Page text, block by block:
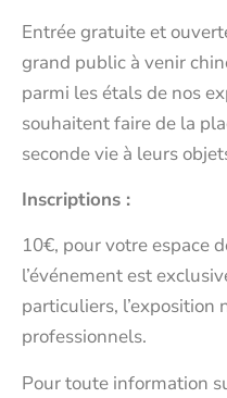
Entrée gratuite et
grand public à venir
parmi les étals de nos
souhaitent faire de la
seconde vie à leurs
Inscriptions :
10€, pour votre espace
l’événement est
particuliers, l’exposition
professionnels.
Pour toute information